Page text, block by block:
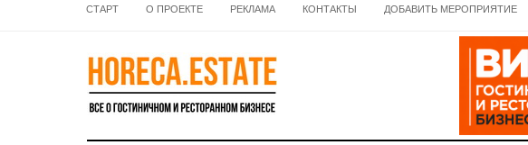
СТАРТ О ПРОЕКТЕ РЕКЛАМА КОНТАКТЫ ДОБАВИТЬ МЕРОПРИЯТИЕ